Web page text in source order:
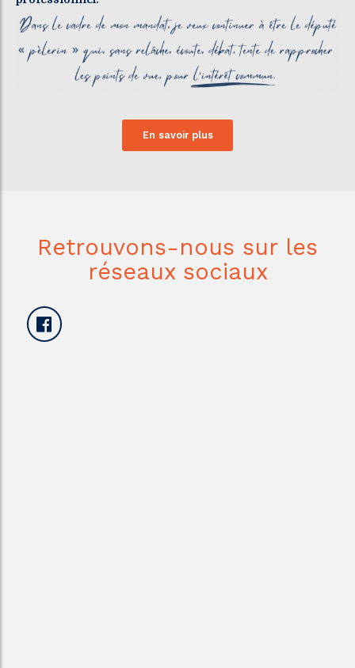
En savoir plus
Retrouvons-nous sur les
réseaux sociaux